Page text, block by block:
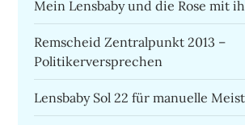
Mein Lensbaby und die Rose mit
Remscheid Zentralpunkt 2013 –
Politikerversprechen
Lensbaby Sol 22 für manuelle